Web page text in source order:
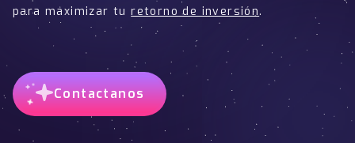
para maximizar turetorno de inversión.
Contactanos